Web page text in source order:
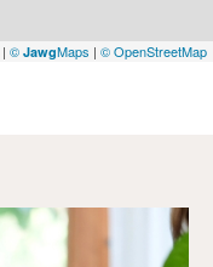
| © JawgMaps | © OpenStreetMap